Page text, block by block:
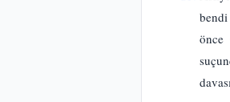
bendi
önce